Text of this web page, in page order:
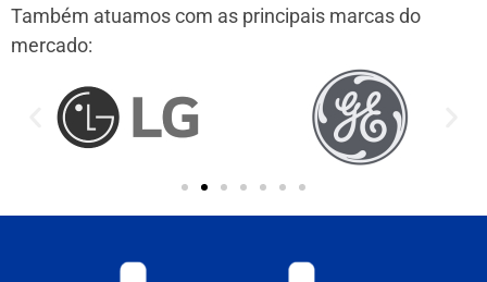
Também atuamos com as principais marcas do
mercado: